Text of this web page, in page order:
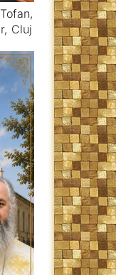
Cluj